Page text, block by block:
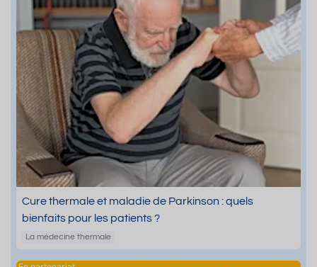
Cure thermale et maladie de Parkinson : quels
bienfaits pour les patients ?
La médecine thermale